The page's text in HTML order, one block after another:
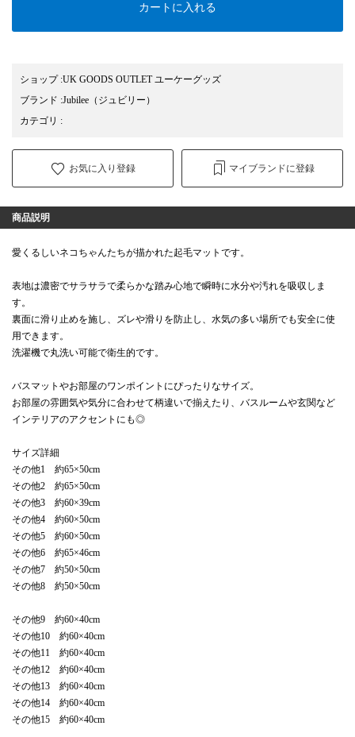
カートに入れる
ショップ:UK GOODS OUTLET ユーケーグッズ
ブランド :Jubilee （ジュビリー）
カテゴリ :
お気に入り登録 マイブランドに登録
商品説明
愛くるしいネコちゃんたちが描かれた起毛マットです。
表地は濃密でサラサラで柔らかな踏み心地で瞬時に水分や汚れを吸収しま
す。
裏面に滑り止めを施し、ズレや滑りを防止し、水気の多い場所でも安全に使
用できます。
洗濯機で丸洗い可能で衛生的です。
バスマットやお部屋のワンポイントにぴったりなサイズ。
お部屋の雰囲気や気分に合わせて柄違いで揃えたり、バスルームや玄関など
インテリアのアクセントにも◎
サイズ詳細
その他1 約65×50cm
その他2 約65×50cm
その他3 約60×39cm
その他4 約60×50cm
その他5 約60×50cm
その他6 約65×46cm
その他7 約50×50cm
その他8 約50×50cm
その他9 約60×40cm
その他10 約60×40cm
その他11 約60×40cm
その他12 約60×40cm
その他13 約60×40cm
その他14 約60×40cm
その他15 約60×40cm